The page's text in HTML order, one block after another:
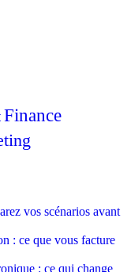
Finance
vos scénarios avant
: ce que vous facture
: ce qui change